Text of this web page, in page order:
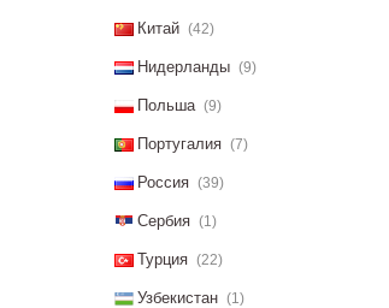
Китай (42)
Нидерланды (9)
Польша (9)
Португалия (7)
Россия (39)
Сербия (1)
Турция (22)
Узбекистан (1)